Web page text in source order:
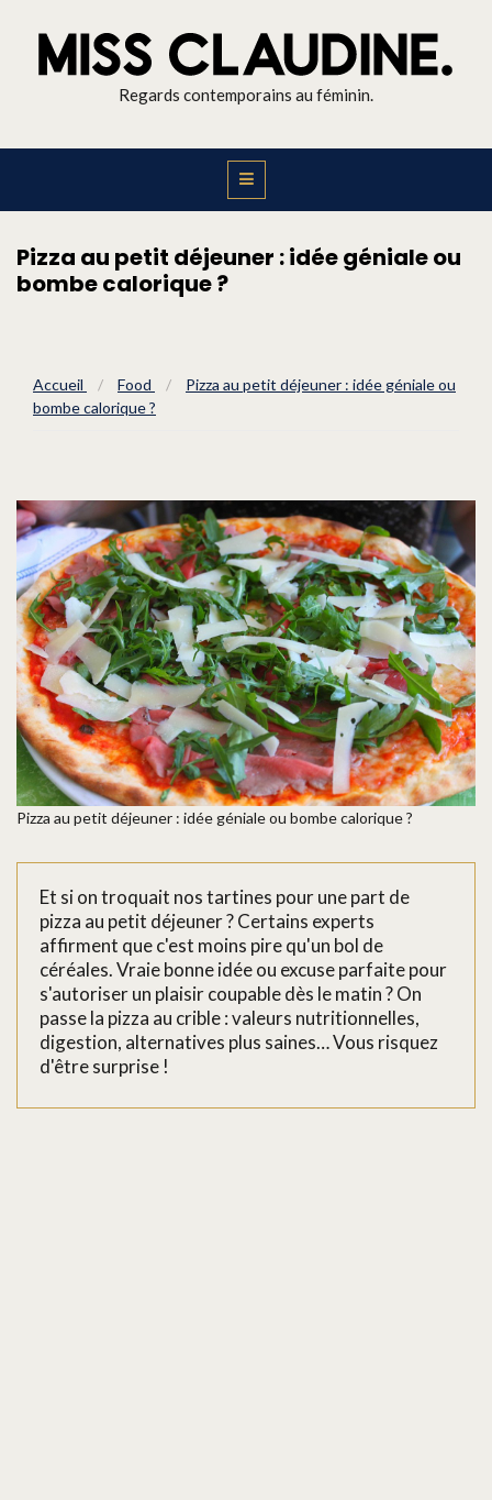
Regards contemporains au féminin.
Pizza au petit déjeuner : idée géniale ou
bombe calorique ?
Accueil / Food /
Pizza au petit déjeuner : idée géniale ou
bombe calorique ?
Pizza au petit déjeuner : idée géniale ou bombe calorique ?
Et si on troquait nos tartines pour une part de
pizza au petit déjeuner ? Certains experts
affirment que c'est moins pire qu'un bol de
céréales. Vraie bonne idée ou excuse parfaite pour
s'autoriser un plaisir coupable dès le matin ? On
passe la pizza au crible : valeurs nutritionnelles,
digestion, alternatives plus saines… Vous risquez
d'être surprise !